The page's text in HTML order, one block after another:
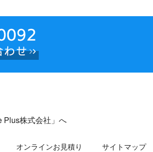
Plus株式会社」へ
オンラインお見積り サイトマップ